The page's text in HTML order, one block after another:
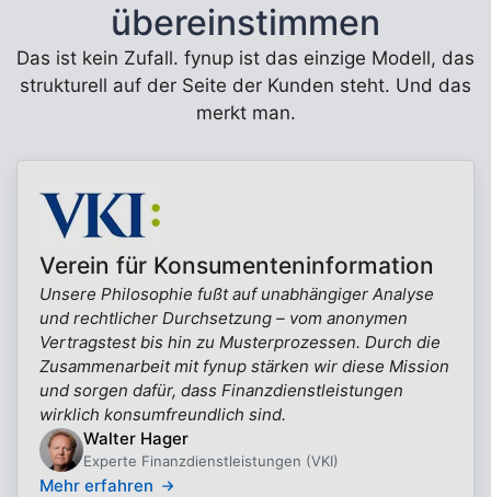
übereinstimmen
Das ist kein Zufall. fynup ist das einzige Modell, das
strukturell auf der Seite der Kunden steht. Und das
merkt man.
Verein für Konsumenteninformation
Unsere Philosophie fußt auf unabhängiger Analyse
und rechtlicher Durchsetzung – vom anonymen
Vertragstest bis hin zu Musterprozessen. Durch die
Zusammenarbeit mit fynup stärken wir diese Mission
und sorgen dafür, dass Finanzdienstleistungen
wirklich konsumfreundlich sind.
Walter Hager
Experte Finanzdienstleistungen (VKI)
Mehr erfahren